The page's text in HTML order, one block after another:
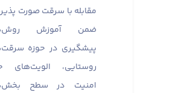
مقابله با سرقت صورت
ضمن آموزش
پیشگیری در حوزه
روستایی، الویت‌های
امنیت در سطح